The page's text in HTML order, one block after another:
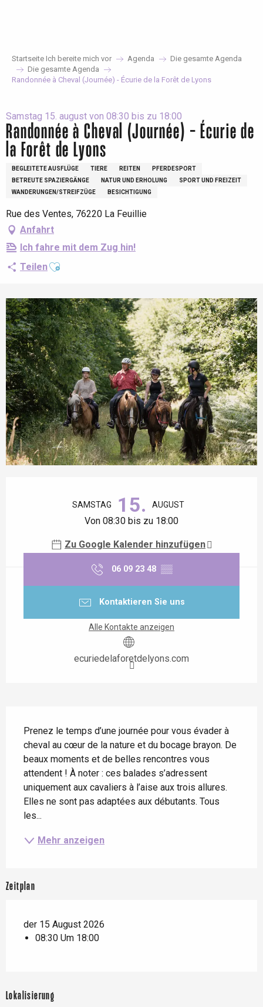
Startseite Ich bereite mich vor Agenda
Die gesamte Agenda
Die gesamte Agenda
Randonnée à Cheval (Journée) - Écurie de la Forêt de Lyons
Samstag 15. august von 08:30 bis zu 18:00
Randonnée à Cheval (Journée) - Écurie de
la Forêt de Lyons
BEGLEITETE AUSFLÜGE TIERE REITEN
PFERDESPORT
BETREUTE SPAZIERGÄNGE
NATUR UND ERHOLUNG
SPORT UND FREIZEIT
WANDERUNGEN/STREIFZÜGE
BESICHTIGUNG
Rue des Ventes, 76220 La Feuillie
Anfahrt
Ich fahre mit dem Zug hin!
TeilenAjouter aux favoris
SAMSTAG 15. AUGUST
Von 08:30 bis zu 18:00
Zu Google Kalender hinzufügen
06 09 23 48 ▒▒
Kontaktieren Sie uns
Alle Kontakte anzeigen
ecuriedelaforetdelyons.com
Prenez le temps d’une journée pour vous évader à
cheval au cœur de la nature et du bocage brayon. De
beaux moments et de belles rencontres vous
attendent ! À noter : ces balades s’adressent
uniquement aux cavaliers à l’aise aux trois allures.
Elles ne sont pas adaptées aux débutants. Tous
les...
Mehr anzeigen
Zeitplan
der 15 August 2026
08:30 Um 18:00
Lokalisierung